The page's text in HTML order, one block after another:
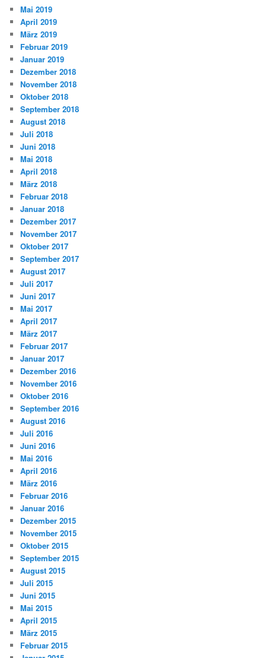
Mai 2019
April 2019
März 2019
Februar 2019
Januar 2019
Dezember 2018
November 2018
Oktober 2018
September 2018
August 2018
Juli 2018
Juni 2018
Mai 2018
April 2018
März 2018
Februar 2018
Januar 2018
Dezember 2017
November 2017
Oktober 2017
September 2017
August 2017
Juli 2017
Juni 2017
Mai 2017
April 2017
März 2017
Februar 2017
Januar 2017
Dezember 2016
November 2016
Oktober 2016
September 2016
August 2016
Juli 2016
Juni 2016
Mai 2016
April 2016
März 2016
Februar 2016
Januar 2016
Dezember 2015
November 2015
Oktober 2015
September 2015
August 2015
Juli 2015
Juni 2015
Mai 2015
April 2015
März 2015
Februar 2015